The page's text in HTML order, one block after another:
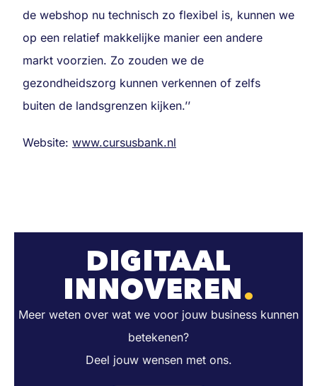
de webshop nu technisch zo flexibel is, kunnen we
op een relatief makkelijke manier een andere
markt voorzien. Zo zouden we de
gezondheidszorg kunnen verkennen of zelfs
buiten de landsgrenzen kijken.’’
Website: www.cursusbank.nl
DIGITAAL
INNOVEREN.
Meer weten over wat we voor jouw business kunnen
betekenen?
Deel jouw wensen met ons.